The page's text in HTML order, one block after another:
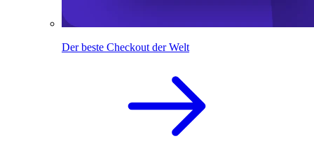
Der beste Checkout der Welt